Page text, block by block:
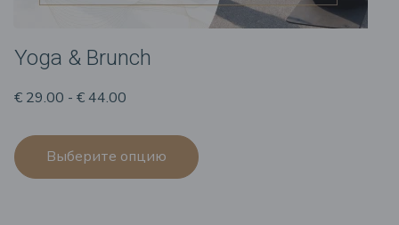
Yoga & Brunch
€ 29.00 - € 44.00
Выберите опцию